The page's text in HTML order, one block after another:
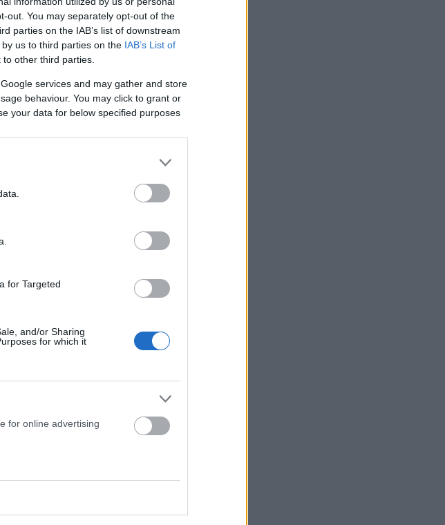
out. You may separately opt-out of the
parties on the IAB’s list of downstream
us to third parties on the IAB’s List of
other third parties.
services and may gather and store
behaviour. You may click to grant or
your data for below specified purposes
for Targeted
and/or Sharing
for which it
for online advertising
Tumblr Email
στο Βόσπορο
Όσο